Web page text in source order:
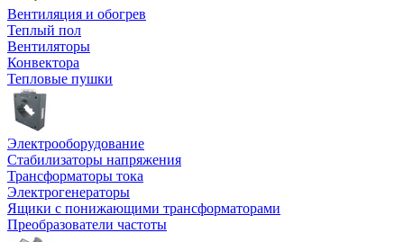
Вентиляция и обогрев
Теплый пол
Вентиляторы
Конвектора
Тепловые пушки
Электрооборудование
Стабилизаторы напряжения
Трансформаторы тока
Электрогенераторы
Ящики с понижающими трансформаторами
Преобразователи частоты